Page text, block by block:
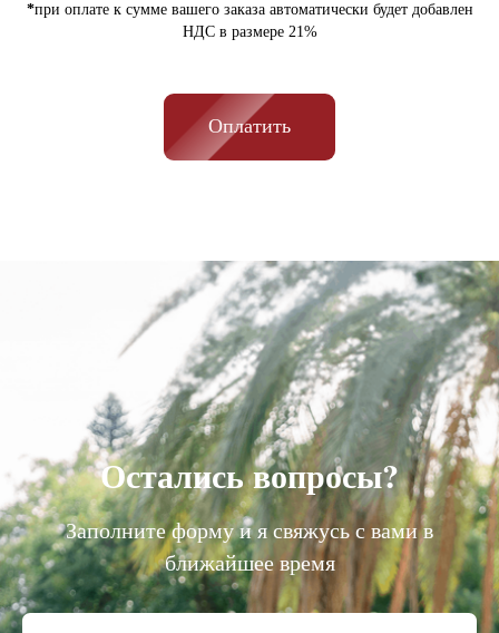
*при оплате к сумме вашего заказа автоматически будет добавлен
НДС в размере 21%
Оплатить
Остались вопросы?
Заполните форму и я свяжусь с вами в
ближайшее время